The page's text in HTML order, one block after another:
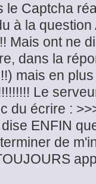
le Captcha
à la question
Mais ont ne
dans la
mais en
Le
du écrire :
ENFIN
de